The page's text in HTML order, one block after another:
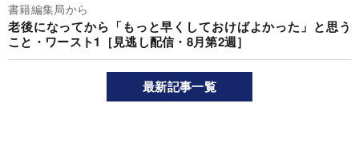
書籍編集局から
老後になってから「もっと早くしておけばよかった」と思う
こと・ワースト1［見逃し配信・8月第2週］
最新記事一覧